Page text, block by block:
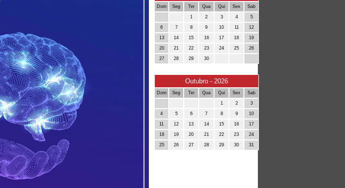
Dom Seg Ter Qua Qui Sex Sab
1 2 3 4 5
6 7 8 9 10 11 12
13 14 15 16 17 18 19
20 21 22 23 24 25 26
27 28 29 30
Outubro - 2026
Dom Seg Ter Qua Qui Sex Sab
1 2 3
4 5 6 7 8 9 10
11 12 13 14 15 16 17
18 19 20 21 22 23 24
25 26 27 28 29 30 31